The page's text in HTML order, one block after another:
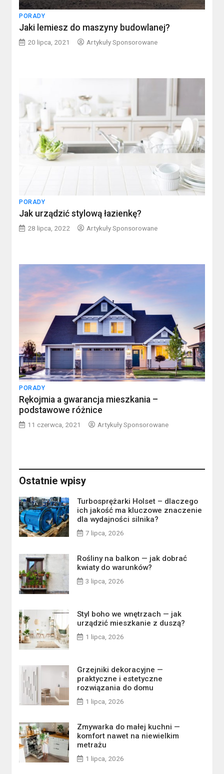
PORADY
Jaki lemiesz do maszyny budowlanej?
20 lipca, 2021 Artykuły Sponsorowane
PORADY
Jak urządzić stylową łazienkę?
28 lipca, 2022 Artykuły Sponsorowane
PORADY
Rękojmia a gwarancja mieszkania –
podstawowe różnice
11 czerwca, 2021 Artykuły Sponsorowane
Ostatnie wpisy
Turbosprężarki Holset – dlaczego
ich jakość ma kluczowe znaczenie
dla wydajności silnika?
7 lipca, 2026
Rośliny na balkon — jak dobrać
kwiaty do warunków?
3 lipca, 2026
Styl boho we wnętrzach — jak
urządzić mieszkanie z duszą?
1 lipca, 2026
Grzejniki dekoracyjne —
praktyczne i estetyczne
rozwiązania do domu
1 lipca, 2026
Zmywarka do małej kuchni —
komfort nawet na niewielkim
metrażu
1 lipca, 2026